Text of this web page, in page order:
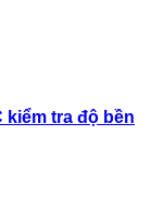
kiểm tra độ bền